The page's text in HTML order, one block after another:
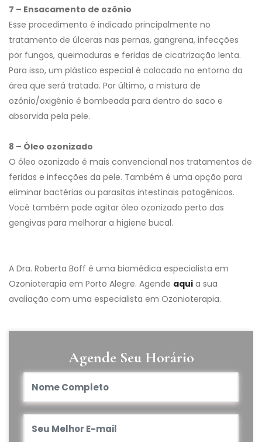
7 – Ensacamento de ozônio
Esse procedimento é indicado principalmente no
tratamento de úlceras nas pernas, gangrena, infecções
por fungos, queimaduras e feridas de cicatrização lenta.
Para isso, um plástico especial é colocado no entorno da
área que será tratada. Por último, a mistura de
ozônio/oxigênio é bombeada para dentro do saco e
absorvida pela pele.
8 – Óleo ozonizado
O óleo ozonizado é mais convencional nos tratamentos de
feridas e infecções da pele. Também é uma opção para
eliminar bactérias ou parasitas intestinais patogênicos.
Você também pode agitar óleo ozonizado perto das
gengivas para melhorar a higiene bucal.
A Dra. Roberta Boff é uma biomédica especialista em
Ozonioterapia em Porto Alegre. Agende aqui a sua
avaliação com uma especialista em Ozonioterapia.
Agende Seu Horário